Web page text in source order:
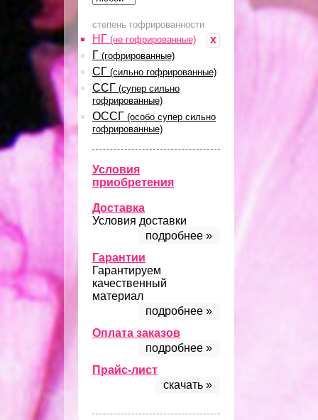
степень гофрированности
x
НГ (не гофрированные)
Г (гофрированные)
СГ (сильно гофрированные)
ССГ (супер сильно
гофрированные)
ОССГ (особо супер сильно
гофрированные)
Условия
приобретения
Доставка
Условия доставки
подробнее »
Гарантии
Гарантируем
качественный
материал
подробнее »
Оплата заказов
подробнее »
Прайс-лист
скачать »